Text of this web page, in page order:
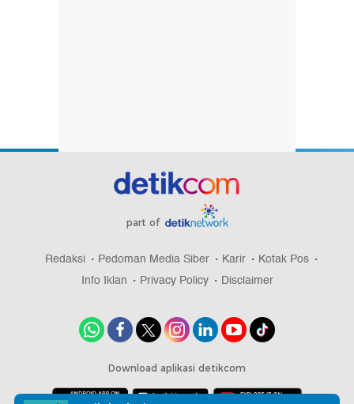
part of
Redaksi Pedoman Media Siber Karir
Kotak Pos
Info Iklan
Privacy Policy Disclaimer
Download aplikasi detikcom